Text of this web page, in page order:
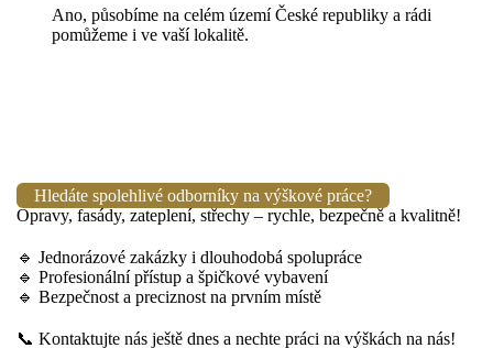
Ano, působíme na celém území České republiky a rádi
pomůžeme i ve vaší lokalitě.
Hledáte spolehlivé odborníky na výškové práce?
Opravy, fasády, zateplení, střechy – rychle, bezpečně a kvalitně!
🔹 Jednorázové zakázky i dlouhodobá spolupráce
🔹 Profesionální přístup a špičkové vybavení
🔹 Bezpečnost a preciznost na prvním místě
📞 Kontaktujte nás ještě dnes a nechte práci na výškách na nás!